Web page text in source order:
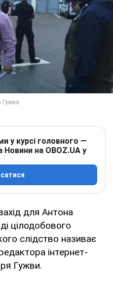
у курсі головного —
Новини на OBOZ.UA у
для Антона
цілодобового
слідство називає
інтернет-
Гужви.